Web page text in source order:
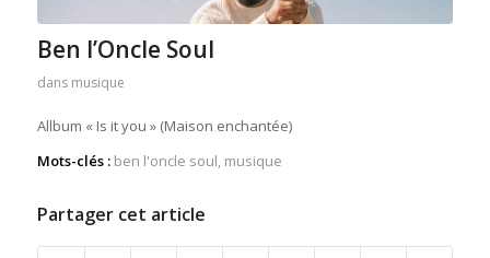
Ben l’Oncle Soul
dans musique
Allbum « Is it you » (Maison enchantée)
Mots-clés : ben l'oncle soul, musique
Partager cet article